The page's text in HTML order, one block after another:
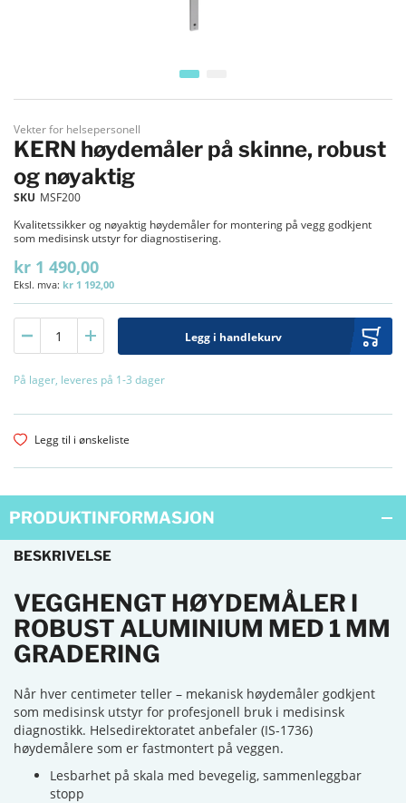
Gå til begynnelsen av bildegalleri
Vekter for helsepersonell
KERN høydemåler på skinne, robust
og nøyaktig
SKU MSF200
Kvalitetssikker og nøyaktig høydemåler for montering på vegg godkjent
som medisinsk utstyr for diagnostisering.
kr 1 490,00
kr 1 192,00
Legg i handlekurv
På lager, leveres på 1-3 dager
Legg til i ønskeliste
PRODUKTINFORMASJON
BESKRIVELSE
VEGGHENGT HØYDEMÅLER I
ROBUST ALUMINIUM MED 1 MM
GRADERING
Når hver centimeter teller – mekanisk høydemåler godkjent
som medisinsk utstyr for profesjonell bruk i medisinsk
diagnostikk. Helsedirektoratet anbefaler (IS-1736)
høydemålere som er fastmontert på veggen.
Lesbarhet på skala med bevegelig, sammenleggbar
stopp